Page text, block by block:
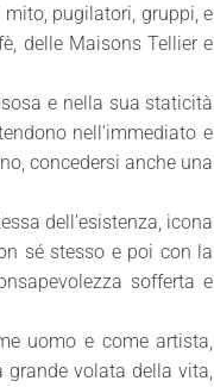
pugilatori, gruppi, e
delle Maisons Tellier e
e nella sua staticità
nell’immediato e
concedersi anche una
dell’esistenza, icona
sé stesso e poi con la
sofferta e
uomo e come artista,
volata della vita,